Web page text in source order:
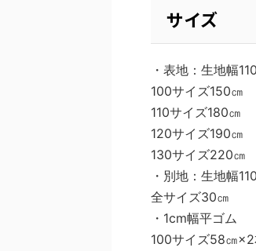
サイズ
・表地：生地幅
100サイズ150㎝
110サイズ180㎝
120サイズ190㎝
130サイズ220㎝
・別地：生地幅
全サイズ30㎝
・1cm幅平ゴム
100サイズ58㎝